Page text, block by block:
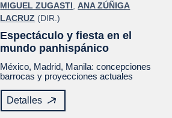
MIGUEL ZUGASTI ,ANA ZÚÑIGA
LACRUZ (DIR.)
Espectáculo y fiesta en el
mundo panhispánico
México, Madrid, Manila: concepciones
barrocas y proyecciones actuales
Detalles